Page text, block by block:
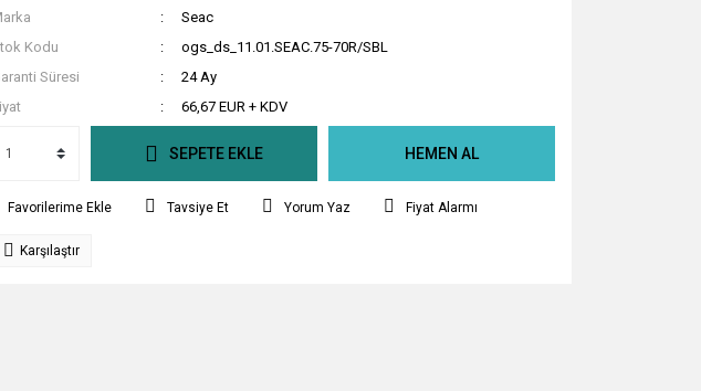
Seac
Kodu
ogs_ds_11.01.SEAC.75-70R/SBL
Süresi
24 Ay
66,67 EUR + KDV
SEPETE EKLE HEMEN AL
Tavsiye Et Yorum Yaz Fiyat Alarmı
Karşılaştır